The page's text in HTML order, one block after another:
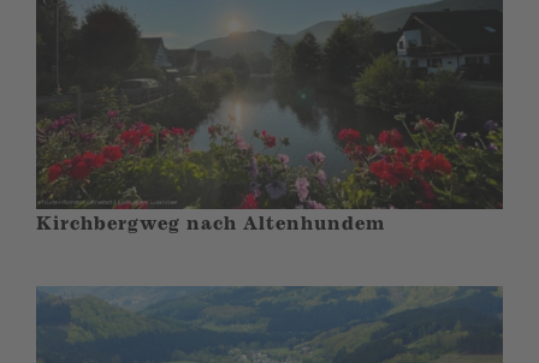
Kirchbergweg nach Altenhundem